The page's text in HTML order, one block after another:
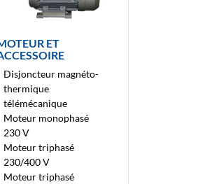
ET
Disjoncteur magnéto-
thermique
télémécanique
Moteur monophasé
230 V
Moteur triphasé
230/400 V
Moteur triphasé